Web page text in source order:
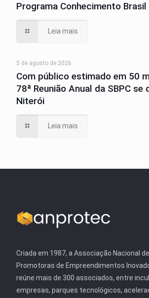
Programa Conhecimento Brasil
Leia mais
5 de agosto de 2026
Com público estimado em 50
78ª Reunião Anual da SBPC se
Niterói
Leia mais
Criada em 1987, a Associação Nacional
Promotoras de Empreendimentos
reúne mais de 300 associados, entre
empresas, parques tecnológicos,